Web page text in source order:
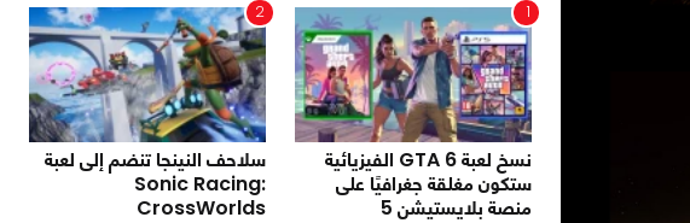
1
نسخ لعبة GTA 6 الفيزيائية
ستكون مغلقة جغرافيًا على
منصة بلايستيشن 5
2
سلاحف النينجا تنضم إلى لعبة
Sonic Racing:
CrossWorlds